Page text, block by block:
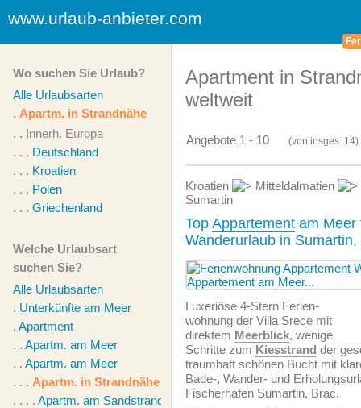
www.urlaub-anbieter.com
Wo suchen Sie Urlaub?
Alle Urlaubsarten
. Apartm. in Strandnähe
. . Innerh. Europa
. . . Deutschland
. . . Kroatien
. . . Polen
. . . Griechenland
Welche Urlaubsart
suchen Sie?
Alle Urlaubsarten
. Unterkünfte am Meer
. Apartment
. . Apartm. am Meer
. . Apartm. am Meer
. . . Apartm. in Strandnähe
. . . . Apartm. am Sandstrand
Apartment in
weltweit
Angebote 1 - 10 (von insges. 14)
Kroatien Mitteldalmatien
Sumartin
Top Appartement am Meer
Wanderurlaub in
Luxeriöse 4-Stern Ferien­
wohnung der Villa Srece mit
direktem Meerblick, wenige
Schritte zum Kiesstrand der
traumhaft schönen Bucht mit
Bade-, Wander- und
Fischerhafen Sumartin, Brac.